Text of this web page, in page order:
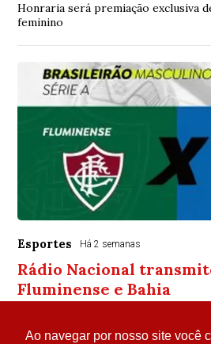
Ao navegar por nosso site você
Honraria será premiação exclusiva
feminino
Esportes Há 2 semanas
Rádio Nacional
Fluminense e Bahia
Partida começa às 21h15min. nesta